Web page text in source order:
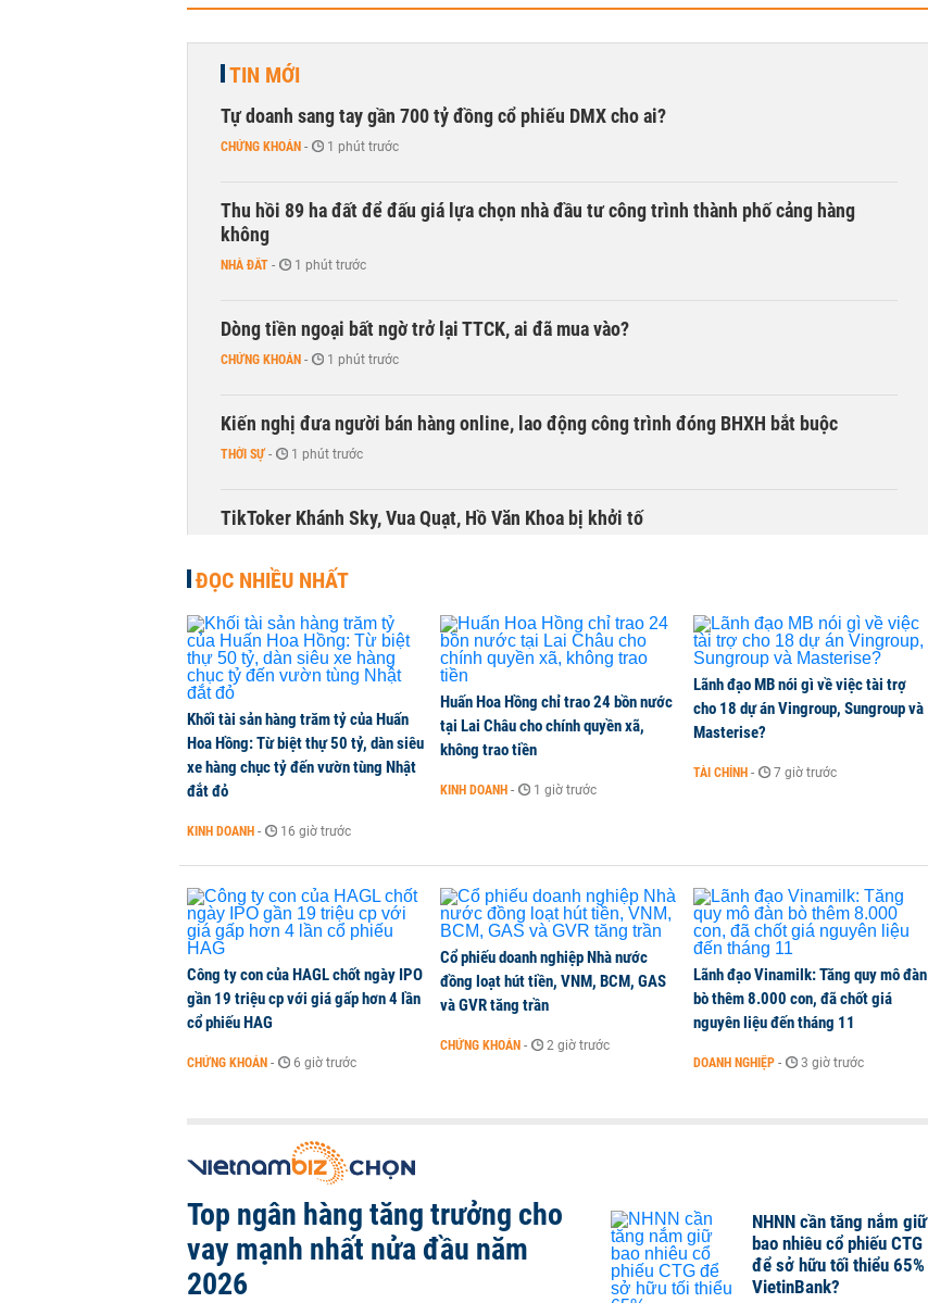
TIN MỚI
Tự doanh sang tay gần 700 tỷ đồng cổ phiếu DMX cho ai?
CHỨNG KHOÁN - 1 phút trước
Thu hồi 89 ha đất để đấu giá lựa chọn nhà đầu tư công trình thành phố cảng hàng
không
NHÀ ĐẤT - 1 phút trước
Dòng tiền ngoại bất ngờ trở lại TTCK, ai đã mua vào?
CHỨNG KHOÁN - 1 phút trước
Kiến nghị đưa người bán hàng online, lao động công trình đóng BHXH bắt buộc
THỜI SỰ - 1 phút trước
TikToker Khánh Sky, Vua Quạt, Hồ Văn Khoa bị khởi tố
ĐỌC NHIỀU NHẤT
Khối tài sản hàng trăm tỷ của Huấn
Hoa Hồng: Từ biệt thự 50 tỷ, dàn siêu
xe hàng chục tỷ đến vườn tùng Nhật
đắt đỏ
KINH DOANH - 16 giờ trước
Huấn Hoa Hồng chỉ trao 24 bồn nước
tại Lai Châu cho chính quyền xã,
không trao tiền
KINH DOANH - 1 giờ trước
Lãnh đạo MB nói gì về việc tài trợ
cho 18 dự án Vingroup, Sungroup và
Masterise?
TÀI CHÍNH - 7 giờ trước
Công ty con của HAGL chốt ngày IPO
gần 19 triệu cp với giá gấp hơn 4 lần
cổ phiếu HAG
CHỨNG KHOÁN - 6 giờ trước
Cổ phiếu doanh nghiệp Nhà nước
đồng loạt hút tiền, VNM, BCM, GAS
và GVR tăng trần
CHỨNG KHOÁN - 2 giờ trước
Lãnh đạo Vinamilk: Tăng quy mô đàn
bò thêm 8.000 con, đã chốt giá
nguyên liệu đến tháng 11
DOANH NGHIỆP - 3 giờ trước
Top ngân hàng tăng trưởng cho
vay mạnh nhất nửa đầu năm
2026
NHNN cần tăng nắm giữ
bao nhiêu cổ phiếu CTG
để sở hữu tối thiểu 65%
VietinBank?